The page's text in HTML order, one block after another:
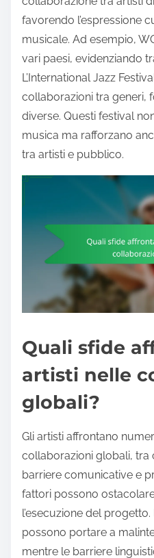
favorendo l’espressione
musicale. Ad esempio,
vari paesi, evidenziando
L’International Jazz
collaborazioni tra generi,
diverse. Questi festival
musica ma rafforzano
tra artisti e pubblico.
Quali sfide
artisti nelle
globali?
Gli artisti affrontano
collaborazioni globali, tra
barriere comunicative e
fattori possono
l’esecuzione del
possono portare a
mentre le barriere